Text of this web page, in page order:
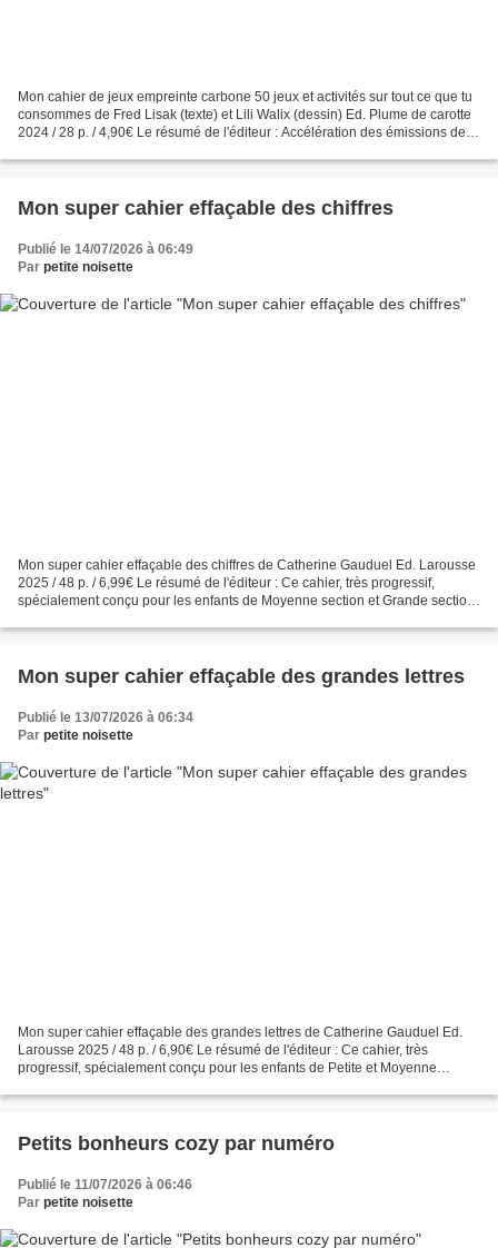
Mon cahier de jeux empreinte carbone 50 jeux et activités sur tout ce que tu
consommes de Fred Lisak (texte) et Lili Walix (dessin) Ed. Plume de carotte
2024 / 28 p. / 4,90€ Le résumé de l'éditeur : Accélération des émissions de
Mon super cahier effaçable des chiffres
Publié le 14/07/2026 à 06:49
Par petite noisette
Mon super cahier effaçable des chiffres de Catherine Gauduel Ed. Larousse
2025 / 48 p. / 6,99€ Le résumé de l'éditeur : Ce cahier, très progressif,
spécialement conçu pour les enfants de Moyenne section et Grande section,
Mon super cahier effaçable des grandes lettres
Publié le 13/07/2026 à 06:34
Par petite noisette
Mon super cahier effaçable des grandes lettres de Catherine Gauduel Ed.
Larousse 2025 / 48 p. / 6,90€ Le résumé de l'éditeur : Ce cahier, très
progressif, spécialement conçu pour les enfants de Petite et Moyenne
Petits bonheurs cozy par numéro
Publié le 11/07/2026 à 06:46
Par petite noisette